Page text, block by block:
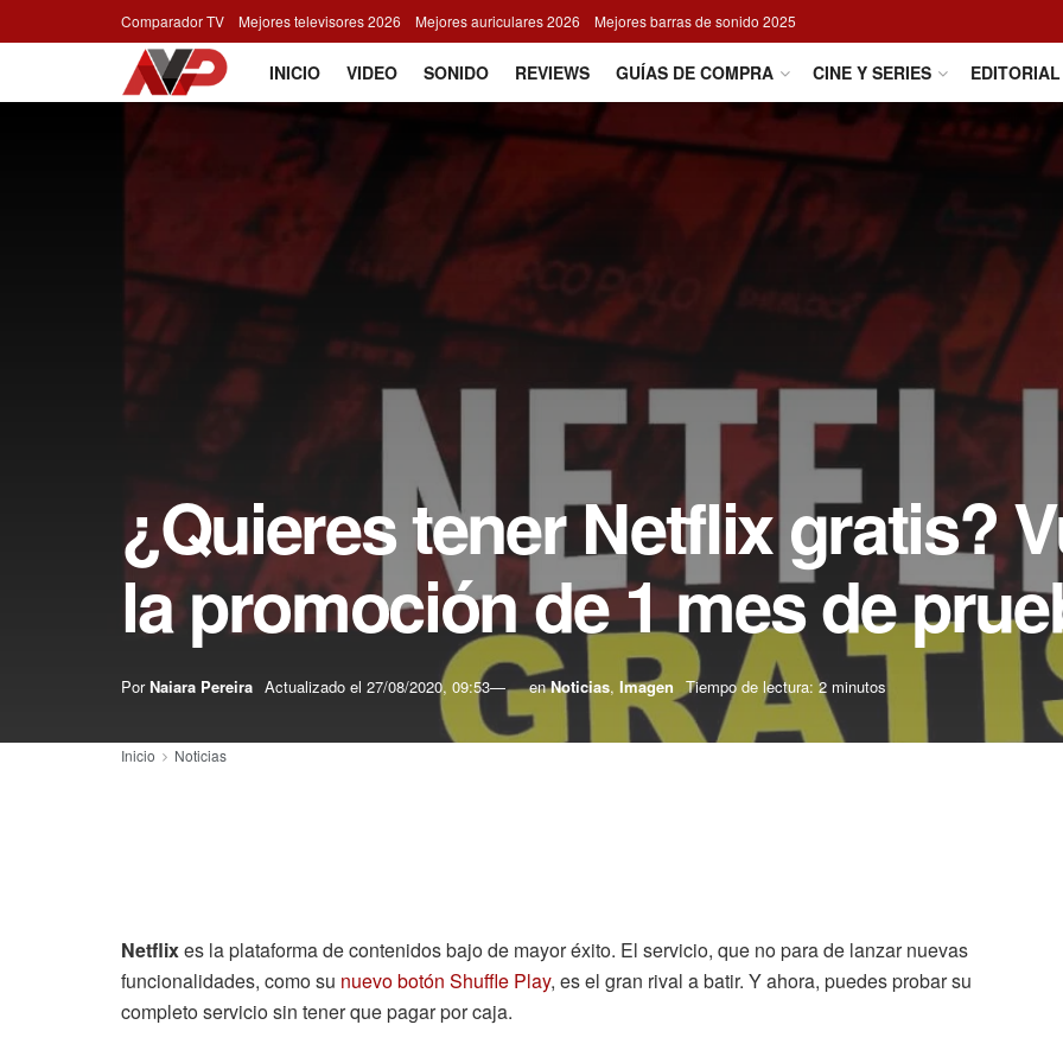
Comparador TV Mejores televisores 2026 Mejores auriculares 2026 Mejores barras de sonido 2025
INICIO VIDEO SONIDO REVIEWS GUÍAS DE COMPRA CINE Y SERIES EDITORIAL
¿Quieres tener Netflix gratis?
la promoción de 1 mes de
Por Naiara Pereira Actualizado el 27/08/2020, 09:53 en Noticias, Imagen Tiempo de lectura: 2 minutos
Inicio Noticias
Netflixes la plataforma de contenidos bajo de mayor éxito. El servicio, que no para de lanzar nuevas
funcionalidades, como su nuevo botón Shuffle Play, es el gran rival a batir. Y ahora, puedes probar su
completo servicio sin tener que pagar por caja.